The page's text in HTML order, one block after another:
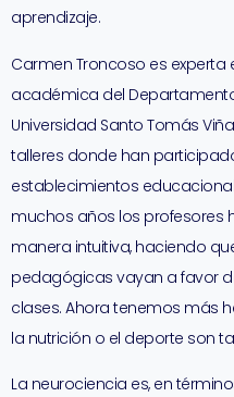
aprendizaje.
Carmen Troncoso es
académica del
Universidad Santo Tomás
talleres donde han
establecimientos
muchos años los profesores
manera intuitiva, haciendo
pedagógicas vayan a favor
clases. Ahora tenemos más
la nutrición o el deporte son
La neurociencia es, en